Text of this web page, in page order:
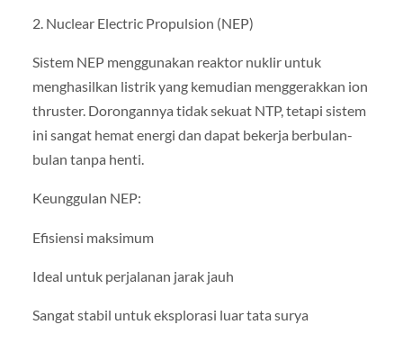
2. Nuclear Electric Propulsion (NEP)
Sistem NEP menggunakan reaktor nuklir untuk
menghasilkan listrik yang kemudian menggerakkan ion
thruster. Dorongannya tidak sekuat NTP, tetapi sistem
ini sangat hemat energi dan dapat bekerja berbulan-
bulan tanpa henti.
Keunggulan NEP:
Efisiensi maksimum
Ideal untuk perjalanan jarak jauh
Sangat stabil untuk eksplorasi luar tata surya